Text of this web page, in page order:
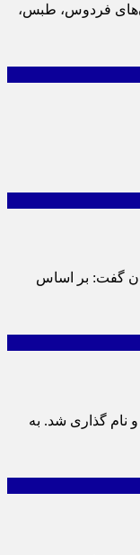
مردم شهرستان‌های فردوس، طبس،
گفت: بر اساس
نام گذاری شد. به